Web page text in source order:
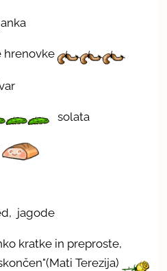
solata
kratke in preproste,
Terezija)